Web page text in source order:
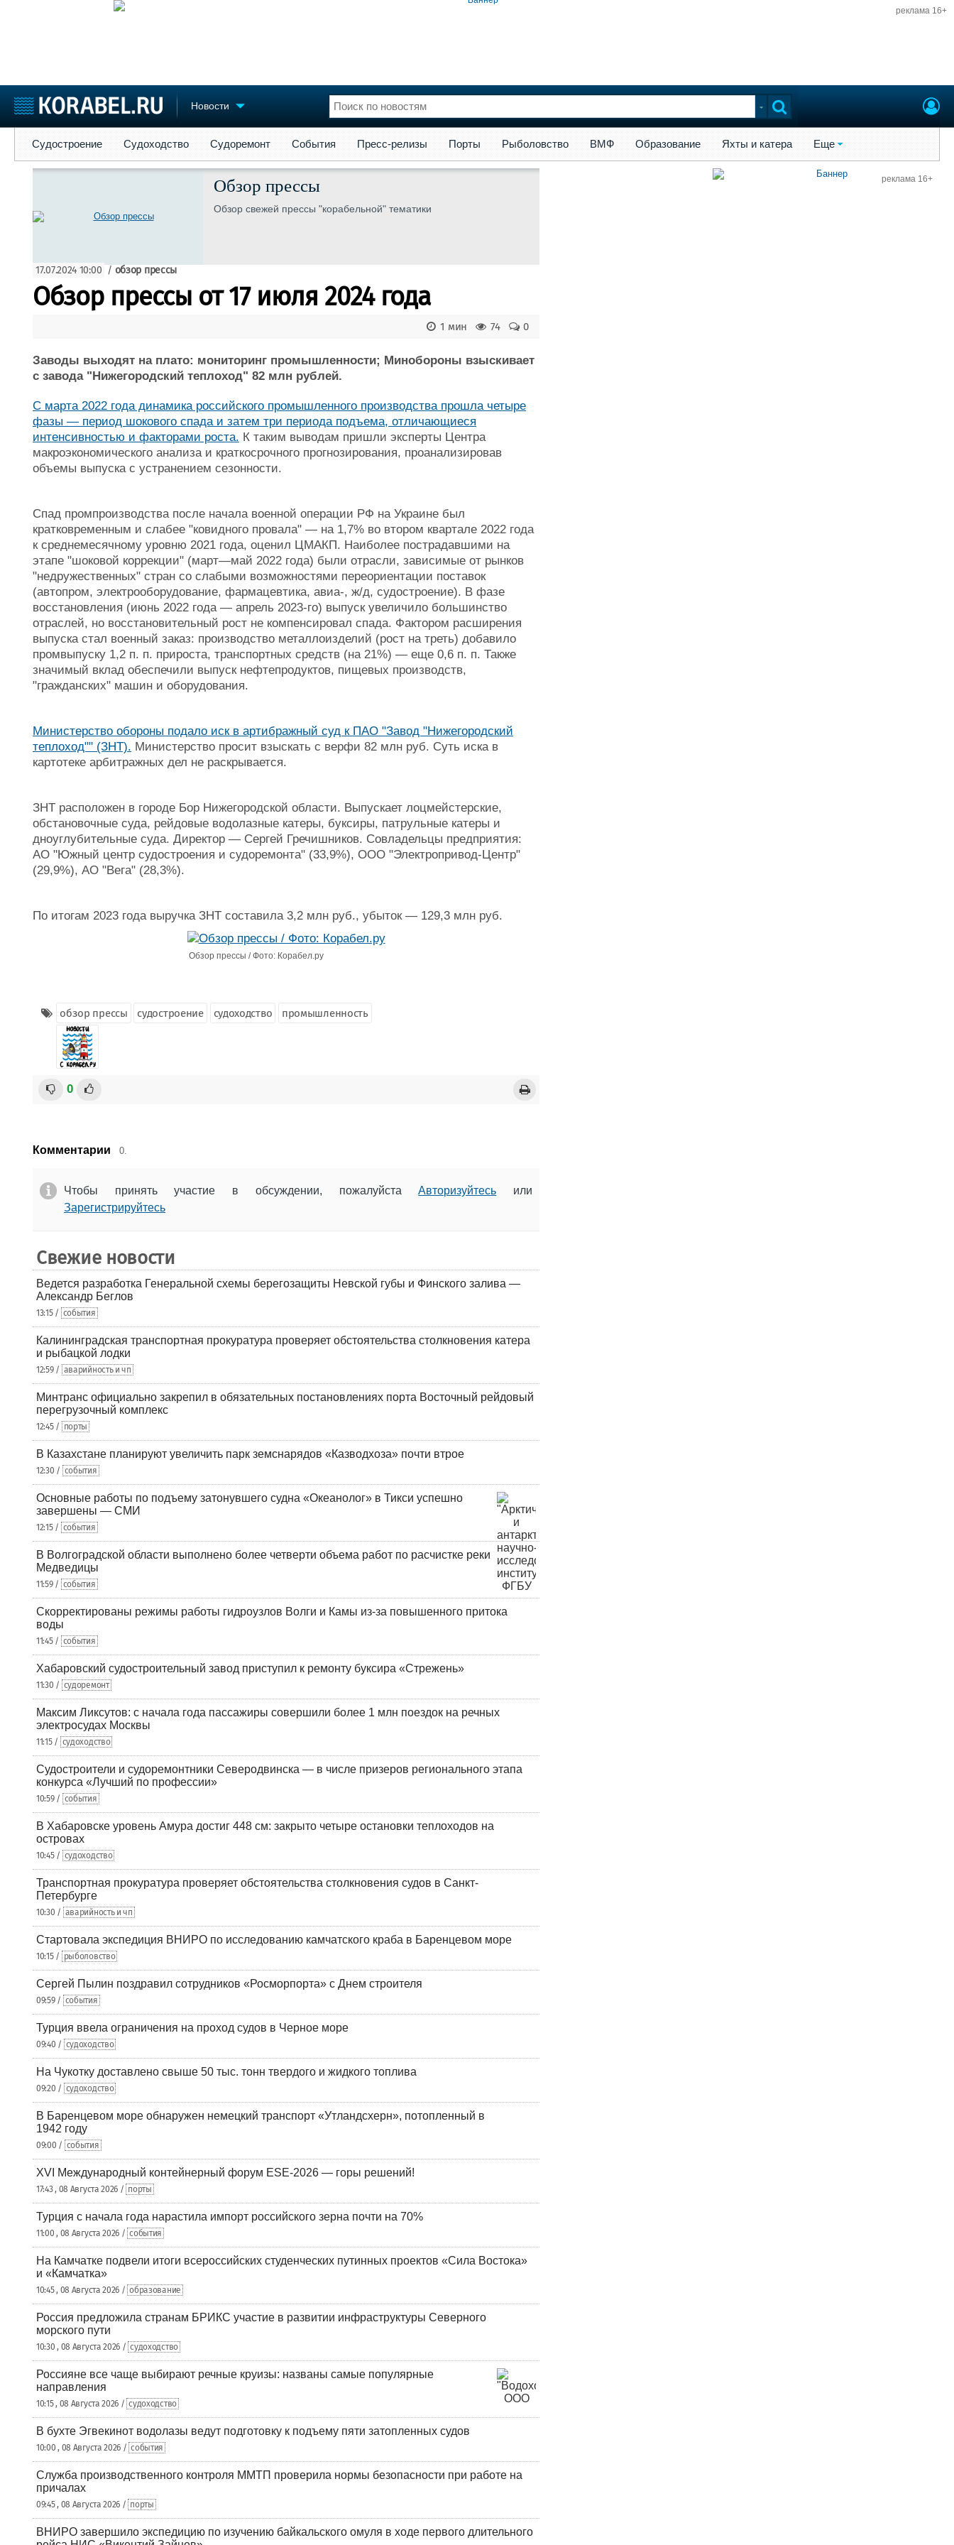
реклама 16+
Новости
Судостроение
Компании
Крюинг
Журнал
Реклама
Торговая площадка
Доска объявлений
Оборудование
Услуги
Конференции
Личности
Словарь
Флот
Отзывы
Судостроение Судоходство Судоремонт События Пресс-релизы Порты Рыболовство ВМФ Образование Яхты и катера Еще
Обзор прессы
Обзор свежей прессы "корабельной" тематики
17.07.2024 10:00 / обзор прессы
Обзор прессы от 17 июля 2024 года
0
74
1 мин
Заводы выходят на плато: мониторинг промышленности; Минобороны взыскивает
с завода "Нижегородский теплоход" 82 млн рублей.
С марта 2022 года динамика российского промышленного производства прошла четыре
фазы — период шокового спада и затем три периода подъема, отличающиеся
интенсивностью и факторами роста. К таким выводам пришли эксперты Центра
макроэкономического анализа и краткосрочного прогнозирования, проанализировав
объемы выпуска с устранением сезонности.
Спад промпроизводства после начала военной операции РФ на Украине был
кратковременным и слабее "ковидного провала" — на 1,7% во втором квартале 2022 года
к среднемесячному уровню 2021 года, оценил ЦМАКП. Наиболее пострадавшими на
этапе "шоковой коррекции" (март—май 2022 года) были отрасли, зависимые от рынков
"недружественных" стран со слабыми возможностями переориентации поставок
(автопром, электрооборудование, фармацевтика, авиа-, ж/д, судостроение). В фазе
восстановления (июнь 2022 года — апрель 2023-го) выпуск увеличило большинство
отраслей, но восстановительный рост не компенсировал спада. Фактором расширения
выпуска стал военный заказ: производство металлоизделий (рост на треть) добавило
промвыпуску 1,2 п. п. прироста, транспортных средств (на 21%) — еще 0,6 п. п. Также
значимый вклад обеспечили выпуск нефтепродуктов, пищевых производств,
"гражданских" машин и оборудования.
Министерство обороны подало иск в артибражный суд к ПАО "Завод "Нижегородский
теплоход"" (ЗНТ). Министерство просит взыскать с верфи 82 млн руб. Суть иска в
картотеке арбитражных дел не раскрывается.
ЗНТ расположен в городе Бор Нижегородской области. Выпускает лоцмейстерские,
обстановочные суда, рейдовые водолазные катеры, буксиры, патрульные катеры и
дноуглубительные суда. Директор — Сергей Гречишников. Совладельцы предприятия:
АО "Южный центр судостроения и судоремонта" (33,9%), ООО "Электропривод-Центр"
(29,9%), АО "Вега" (28,3%).
По итогам 2023 года выручка ЗНТ составила 3,2 млн руб., убыток — 129,3 млн руб.
Обзор прессы / Фото: Корабел.ру
обзор прессы судостроение судоходство промышленность
0
Комментарии 0.
Чтобы принять участие в обсуждении, пожалуйстаАвторизуйтесь или
Зарегистрируйтесь
Свежие новости
Ведется разработка Генеральной схемы берегозащиты Невской губы и Финского залива —
Александр Беглов
13:15 / события
Калининградская транспортная прокуратура проверяет обстоятельства столкновения катера
и рыбацкой лодки
12:59 / аварийность и чп
Минтранс официально закрепил в обязательных постановлениях порта Восточный рейдовый
перегрузочный комплекс
12:45 / порты
В Казахстане планируют увеличить парк земснарядов «Казводхоза» почти втрое
12:30 / события
Основные работы по подъему затонувшего судна «Океанолог» в Тикси успешно
завершены — СМИ
12:15 / события
В Волгоградской области выполнено более четверти объема работ по расчистке реки
Медведицы
11:59 / события
Скорректированы режимы работы гидроузлов Волги и Камы из-за повышенного притока
воды
11:45 / события
Хабаровский судостроительный завод приступил к ремонту буксира «Стрежень»
11:30 / судоремонт
Максим Ликсутов: с начала года пассажиры совершили более 1 млн поездок на речных
электросудах Москвы
11:15 / судоходство
Судостроители и судоремонтники Северодвинска — в числе призеров регионального этапа
конкурса «Лучший по профессии»
10:59 / события
В Хабаровске уровень Амура достиг 448 см: закрыто четыре остановки теплоходов на
островах
10:45 / судоходство
Транспортная прокуратура проверяет обстоятельства столкновения судов в Санкт-
Петербурге
10:30 / аварийность и чп
Стартовала экспедиция ВНИРО по исследованию камчатского краба в Баренцевом море
10:15 / рыболовство
Сергей Пылин поздравил сотрудников «Росморпорта» с Днем строителя
09:59 / события
Турция ввела ограничения на проход судов в Черное море
09:40 / судоходство
На Чукотку доставлено свыше 50 тыс. тонн твердого и жидкого топлива
09:20 / судоходство
В Баренцевом море обнаружен немецкий транспорт «Утландсхерн», потопленный в
1942 году
09:00 / события
XVI Международный контейнерный форум ESE-2026 — горы решений!
17:43 , 08 Августа 2026 / порты
Турция с начала года нарастила импорт российского зерна почти на 70%
11:00 , 08 Августа 2026 / события
На Камчатке подвели итоги всероссийских студенческих путинных проектов «Сила Востока»
и «Камчатка»
10:45 , 08 Августа 2026 / образование
Россия предложила странам БРИКС участие в развитии инфраструктуры Северного
морского пути
10:30 , 08 Августа 2026 / судоходство
Россияне все чаще выбирают речные круизы: названы самые популярные
направления
10:15 , 08 Августа 2026 / судоходство
В бухте Эгвекинот водолазы ведут подготовку к подъему пяти затопленных судов
10:00 , 08 Августа 2026 / события
Служба производственного контроля ММТП проверила нормы безопасности при работе на
причалах
09:45 , 08 Августа 2026 / порты
ВНИРО завершило экспедицию по изучению байкальского омуля в ходе первого длительного
реклама 16+